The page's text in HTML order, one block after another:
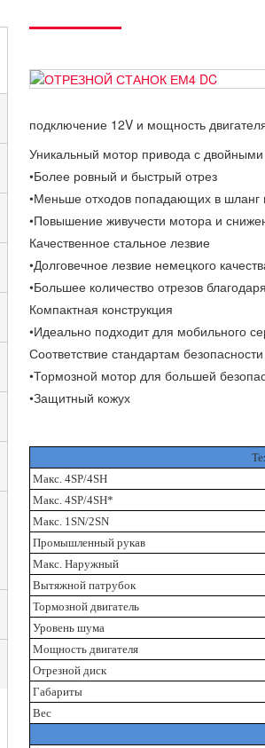
подключение 12V и мощность
Уникальный мотор привода с
•Более ровный и быстрый отрез
•Меньше отходов попадающих в
•Повышение живучести мотора и
Качественное стальное лезвие
•Долговечное лезвие немецкого
•Большее количество отрезов
Компактная конструкция
•Идеально подходит для мобильного
Соответствие стандартам
•Тормозной мотор для большей
•Защитный кожух
Макс. 4SP/4SH
Макс. 4SP/4SH*
Макс. 1SN/2SN
Промышленный рукав
Макс. Наружный
Вытяжной патрубок
Тормозной двигатель
Уровень шума
Мощность двигателя
Отрезной диск
Габариты
Вес